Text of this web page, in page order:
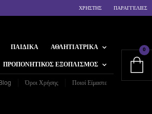
ΧΡΗΣΤΗΣ ΠΑΡΑΓΓΕΛΙΕΣ
ΠΑΙΔΙΚΆ
ΑΘΛΗΤΙΑΤΡΙΚΆ
ΠΡΟΠΟΝΗΤΙΚΌΣ ΕΞΟΠΛΙΣΜΌΣ
Όροι Χρήσης Ποιοί Είμαστε
0